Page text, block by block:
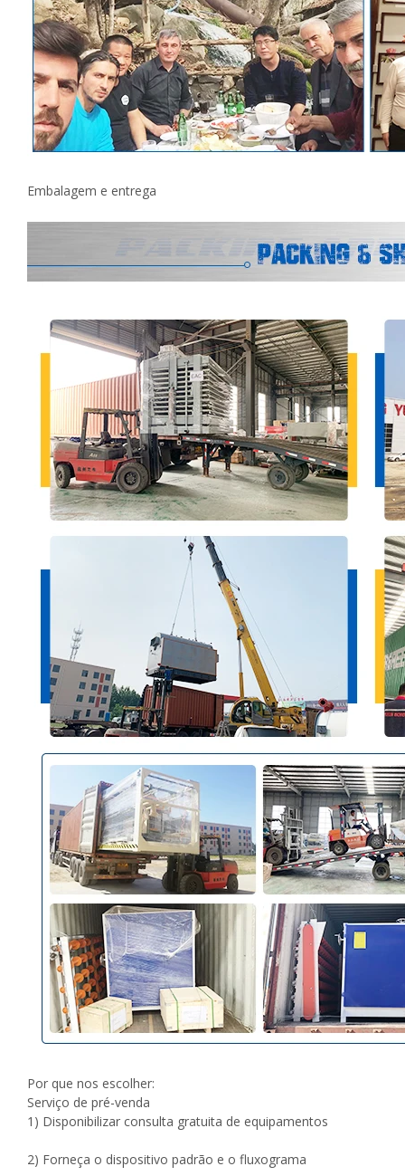
Embalagem e entrega
Por que nos escolher:
Serviço de pré-venda
1) Disponibilizar consulta gratuita de equipamentos
2) Forneça o dispositivo padrão e o fluxograma